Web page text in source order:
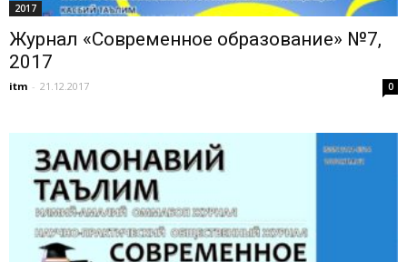
2017
Журнал «Современное образование» №7,
2017
itm - 21.12.2017 0